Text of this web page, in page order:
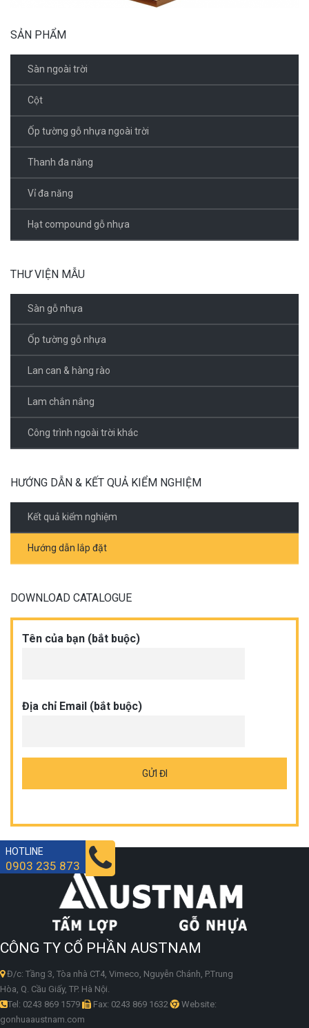
SẢN PHẨM
Sàn ngoài trời
Cột
Ốp tường gỗ nhựa ngoài trời
Thanh đa năng
Vỉ đa năng
Hạt compound gỗ nhựa
THƯ VIỆN MẪU
Sàn gỗ nhựa
Ốp tường gỗ nhựa
Lan can & hàng rào
Lam chắn nắng
Công trình ngoài trời khác
HƯỚNG DẪN & KẾT QUẢ KIỂM NGHIỆM
Kết quả kiểm nghiệm
Hướng dẫn lắp đặt
DOWNLOAD CATALOGUE
Tên của bạn (bắt buộc)
Địa chỉ Email (bắt buộc)
CÔNG TY CỔ PHẦN AUSTNAM
Đ/c: Tầng 3, Tòa nhà CT4, Vimeco, Nguyễn Chánh, P.Trung
Hòa, Q. Cầu Giấy, TP. Hà Nội.
Tel: 0243 869 1579
Fax: 0243 869 1632
Website:
gonhuaaustnam.com
HOTLINE
0903 235 873